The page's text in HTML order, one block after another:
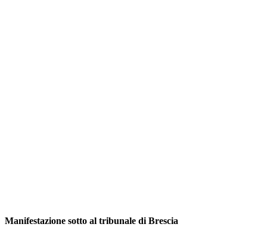
Manifestazione sotto al tribunale di Brescia